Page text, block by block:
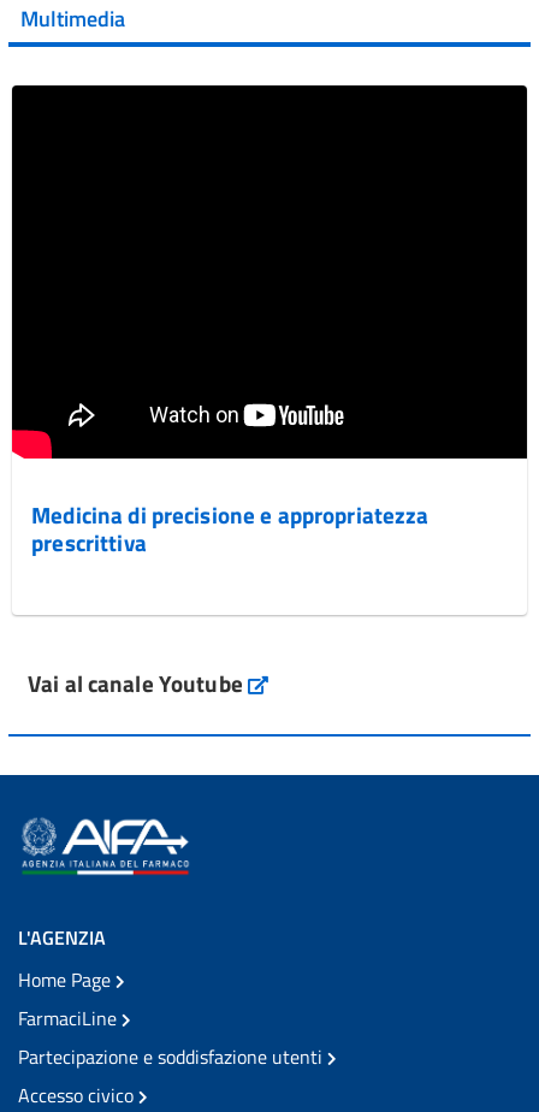
Vai al post →
Multimedia
Medicina di precisione e appropriatezza
prescrittiva
Vai al canale Youtube
L'AGENZIA
Home Page
FarmaciLine
Partecipazione e soddisfazione utenti
Accesso civico